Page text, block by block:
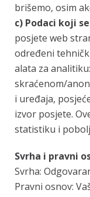
brišemo, osim
c) Podaci koji
posjete web
određeni
alata za
skraćenom/
i uređaja,
izvor posjete.
statistiku i
Svrha i pravni
Svrha:
Pravni osnov: